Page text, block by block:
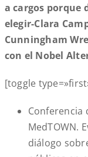
a cargos porque
elegir-Clara
Cunningham
con el Nobel
[toggle
Conferencia
MedTOWN.
diálogo